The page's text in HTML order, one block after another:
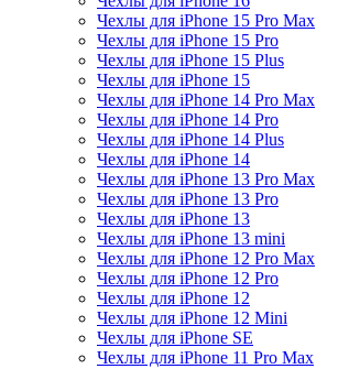
Чехлы для iPhone 15 Pro Max
Чехлы для iPhone 15 Pro
Чехлы для iPhone 15 Plus
Чехлы для iPhone 15
Чехлы для iPhone 14 Pro Max
Чехлы для iPhone 14 Pro
Чехлы для iPhone 14 Plus
Чехлы для iPhone 14
Чехлы для iPhone 13 Pro Max
Чехлы для iPhone 13 Pro
Чехлы для iPhone 13
Чехлы для iPhone 13 mini
Чехлы для iPhone 12 Pro Max
Чехлы для iPhone 12 Pro
Чехлы для iPhone 12
Чехлы для iPhone 12 Mini
Чехлы для iPhone SE
Чехлы для iPhone 11 Pro Max